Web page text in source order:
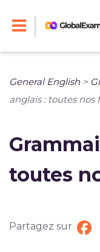
General English >
anglais : toutes nos
toutes
Partagez sur